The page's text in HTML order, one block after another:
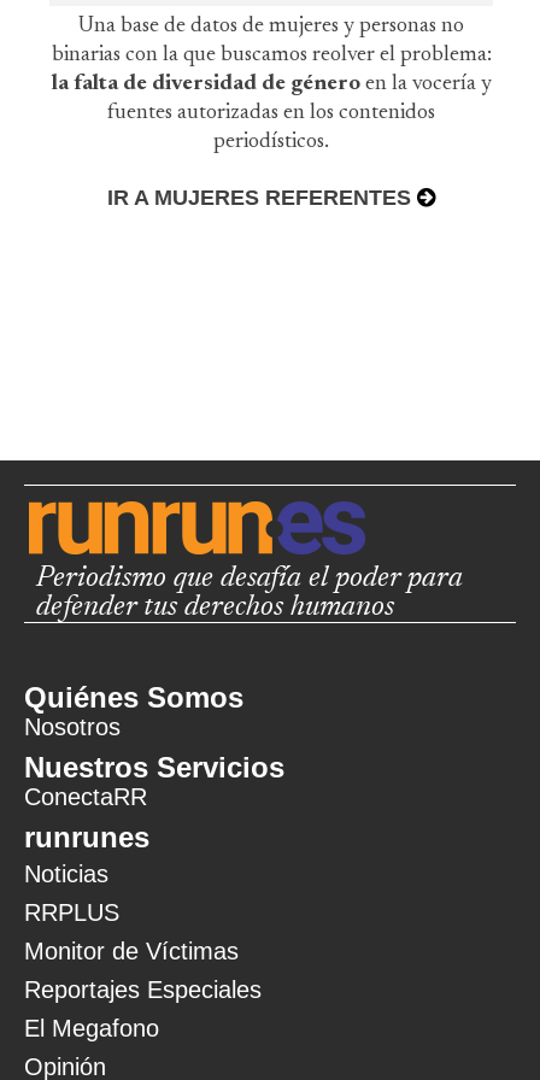
Una base de datos de mujeres y personas no
binarias con la que buscamos reolver el problema:
la falta de diversidad de género en la vocería y
fuentes autorizadas en los contenidos
periodísticos.
IR A MUJERES REFERENTES
Periodismo que desafía el poder para
defender tus derechos humanos
Quiénes Somos
Nosotros
Nuestros Servicios
ConectaRR
runrunes
Noticias
RRPLUS
Monitor de Víctimas
Reportajes Especiales
El Megafono
Opinión